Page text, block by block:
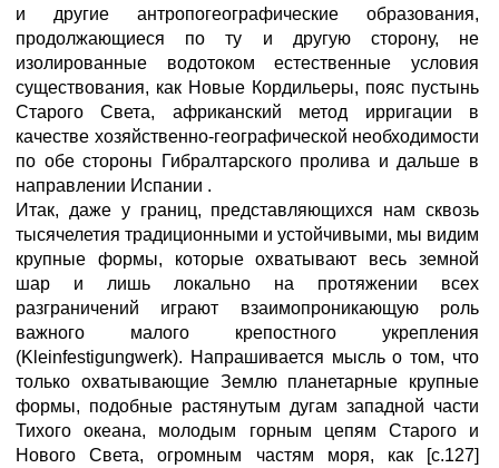
и другие антропогеографические образования,
продолжающиеся по ту и другую сторону, не
изолированные водотоком естественные условия
существования, как Новые Кордильеры, пояс пустынь
Старого Света, африканский метод ирригации в
качестве хозяйственно-географической необходимости
по обе стороны Гибралтарского пролива и дальше в
направлении Испании .
Итак, даже у границ, представляющихся нам сквозь
тысячелетия традиционными и устойчивыми, мы видим
крупные формы, которые охватывают весь земной
шар и лишь локально на протяжении всех
разграничений играют взаимопроникающую роль
важного малого крепостного укрепления
(Kleinfestigungwerk). Напрашивается мысль о том, что
только охватывающие Землю планетарные крупные
формы, подобные растянутым дугам западной части
Тихого океана, молодым горным цепям Старого и
Нового Света, огромным частям моря, как [с.127]